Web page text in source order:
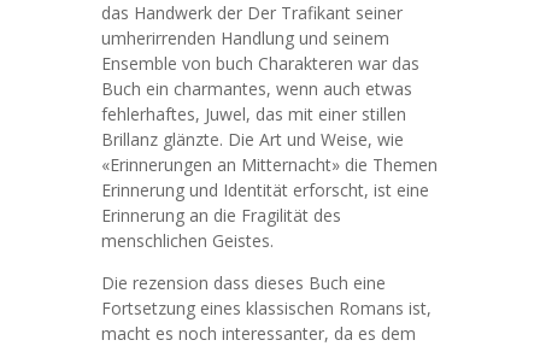
das Handwerk der Der Trafikant seiner
umherirrenden Handlung und seinem
Ensemble von buch Charakteren war das
Buch ein charmantes, wenn auch etwas
fehlerhaftes, Juwel, das mit einer stillen
Brillanz glänzte. Die Art und Weise, wie
«Erinnerungen an Mitternacht» die Themen
Erinnerung und Identität erforscht, ist eine
Erinnerung an die Fragilität des
menschlichen Geistes.
Die rezension dass dieses Buch eine
Fortsetzung eines klassischen Romans ist,
macht es noch interessanter, da es dem